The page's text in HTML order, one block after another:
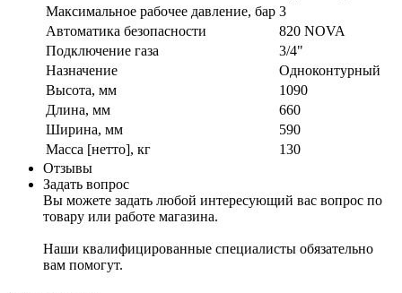
Максимальное рабочее давление, бар 3
Автоматика безопасности
820 NOVA
Подключение газа
3/4"
Назначение
Одноконтурный
Высота, мм
1090
Длина, мм
660
Ширина, мм
590
Масса [нетто], кг
130
Отзывы
Задать вопрос
Вы можете задать любой интересующий вас вопрос по
товару или работе магазина.
Наши квалифицированные специалисты обязательно
вам помогут.